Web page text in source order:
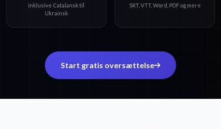
Inklusive Catalansk til
Ukrainsk
SRT, VTT, Word, PDF og mere
Start gratis oversættelse